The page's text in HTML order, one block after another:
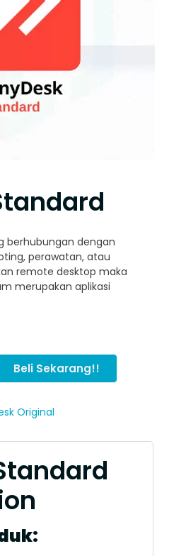
berhubungan dengan
perawatan, atau
remote desktop maka
merupakan aplikasi
Beli Sekarang!!
Original